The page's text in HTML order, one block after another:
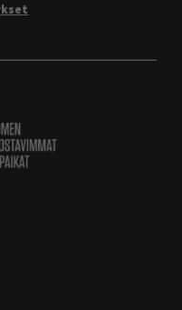
innostavimmat